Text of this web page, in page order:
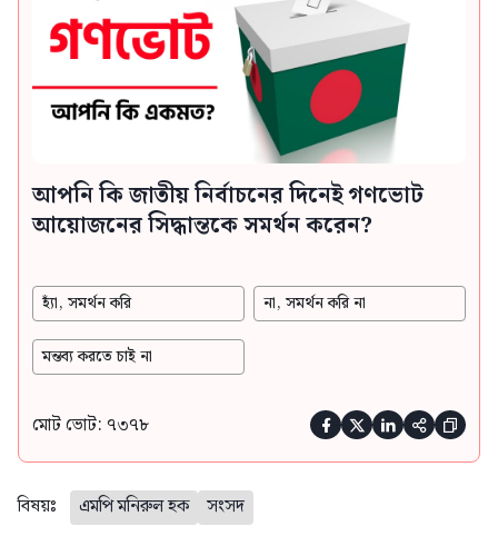
আপনি কি জাতীয় নির্বাচনের দিনেই গণভোট
আয়োজনের সিদ্ধান্তকে সমর্থন করেন?
হ্যাঁ, সমর্থন করি না, সমর্থন করি না
মন্তব্য করতে চাই না
মোট ভোট: ৭৩৭৮     
বিষয়ঃ এমপি মনিরুল হক সংসদ